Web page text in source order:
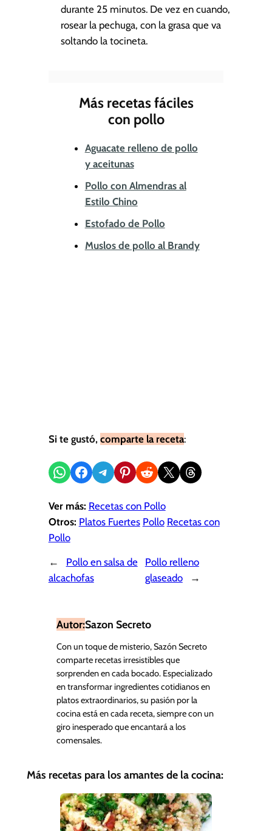
durante 25 minutos. De vez en cuando,
rosear la pechuga, con la grasa que va
soltando la tocineta.
Más recetas fáciles
con pollo
Aguacate relleno de pollo
y aceitunas
Pollo con Almendras al
Estilo Chino
Estofado de Pollo
Muslos de pollo al Brandy
Si te gustó, comparte la receta:
Compartir en WhatsApp
Compartir en Facebook
Compartir en Telegram
Compartir en Pinterest
Compartir en Reddit
Compartir en X Share on Threads
Ver más: Recetas con Pollo
Otros: Platos Fuertes Pollo Recetas con
Pollo
←
Pollo en salsa de
alcachofas
Pollo relleno
glaseado
→
Autor:Sazon Secreto
Con un toque de misterio, Sazón Secreto
comparte recetas irresistibles que
sorprenden en cada bocado. Especializado
en transformar ingredientes cotidianos en
platos extraordinarios, su pasión por la
cocina está en cada receta, siempre con un
giro inesperado que encantará a los
comensales.
Más recetas para los amantes de la cocina: